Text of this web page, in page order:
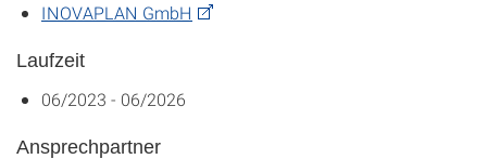
INOVAPLAN GmbH
Laufzeit
06/2023 - 06/2026
Ansprechpartner